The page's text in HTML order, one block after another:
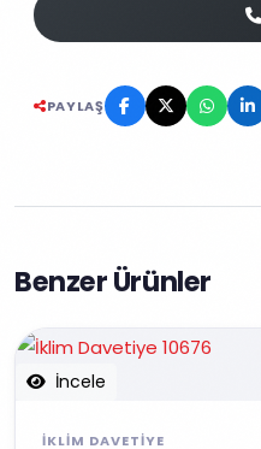
PAYLAŞ
Benzer Ürünler
İncele
İKLIM DAVETIYE